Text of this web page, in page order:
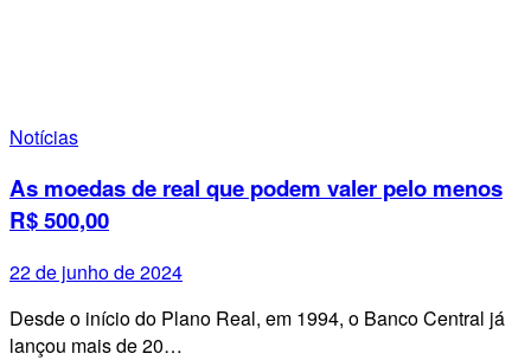
Notícias
As moedas de real que podem valer pelo menos
R$ 500,00
22 de junho de 2024
Desde o início do Plano Real, em 1994, o Banco Central já
lançou mais de 20…